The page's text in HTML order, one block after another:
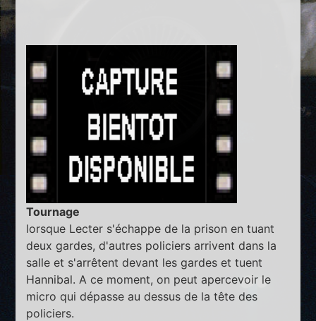
Tournage
lorsque Lecter s'échappe de la prison en tuant
deux gardes, d'autres policiers arrivent dans la
salle et s'arrêtent devant les gardes et tuent
Hannibal. A ce moment, on peut apercevoir le
micro qui dépasse au dessus de la tête des
policiers.